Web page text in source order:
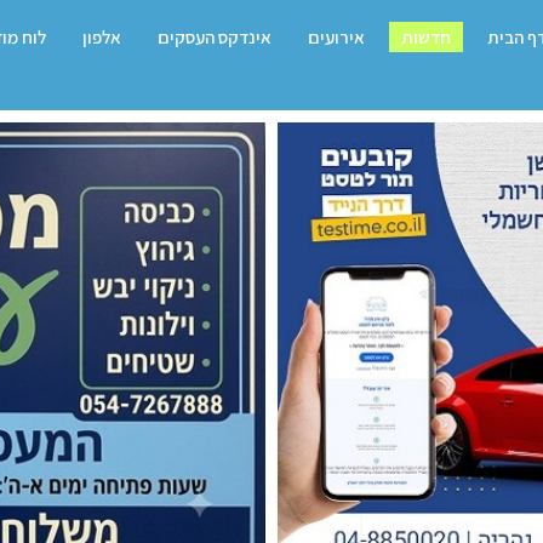
הבית חדשות אירועים אינדקס העסקים אלפון לוח